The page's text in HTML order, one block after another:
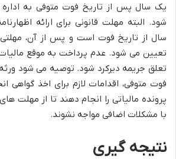
یک سال پس از تاریخ فوت متوفی به اداره
شود. البته مهلت قانونی برای ارائه
سال از تاریخ فوت است و پس از آن، مهلتی
تعیین می شود. عدم پرداخت به موقع
تعلق جریمه دیرکرد شود. توصیه می شود
فوت متوفی، اقدامات لازم برای اخذ گواهی
پرونده مالیاتی را انجام دهند تا از مهلت
با مشکلات اضافی مواجه نشوند.
نتیجه گیری